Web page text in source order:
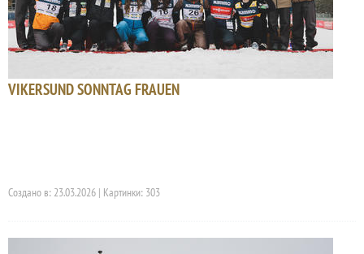
VIKERSUND SONNTAG FRAUEN
Создано в: 23.03.2026 | Картинки: 303